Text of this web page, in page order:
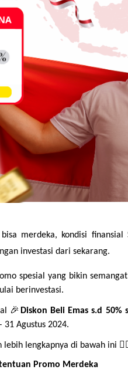
merdeka, kondisi finansial
investasi dari sekarang.
spesial yang bikin
berinvestasi.
🎉 Diskon Beli Emas s.d 50%
Agustus 2024.
lengkapnya di bawah ini
Promo Merdeka